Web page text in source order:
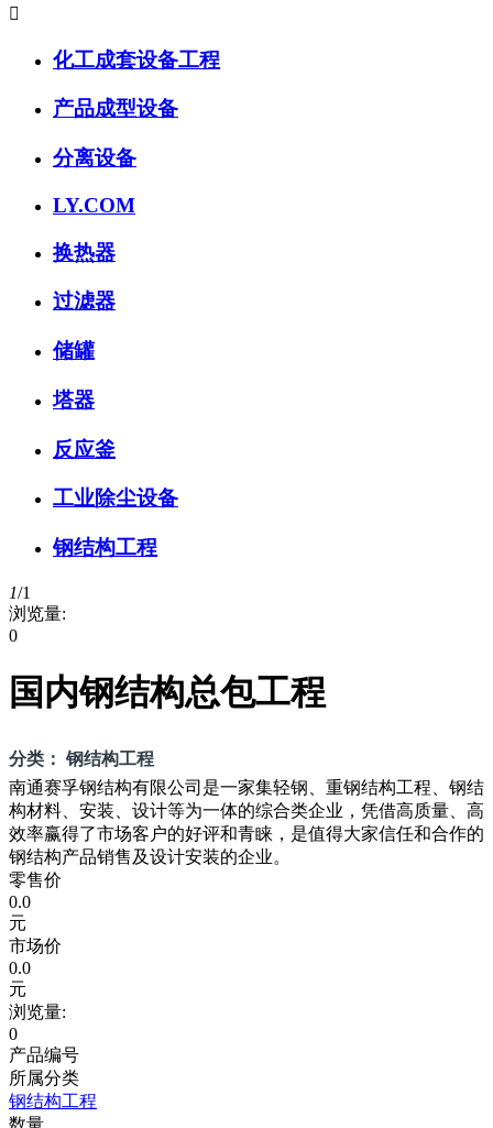

化工成套设备工程
产品成型设备
分离设备
LY.COM
换热器
过滤器
储罐
塔器
反应釜
工业除尘设备
钢结构工程
1/1
浏览量:
0
国内钢结构总包工程
分类： 钢结构工程
南通赛孚钢结构有限公司是一家集轻钢、重钢结构工程、钢结
构材料、安装、设计等为一体的综合类企业，凭借高质量、高
效率赢得了市场客户的好评和青睐，是值得大家信任和合作的
钢结构产品销售及设计安装的企业。
零售价
0.0
元
市场价
0.0
元
浏览量:
0
产品编号
所属分类
钢结构工程
数量